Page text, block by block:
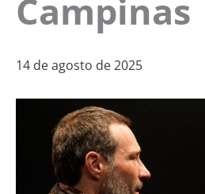
Campinas
14 de agosto de 2025